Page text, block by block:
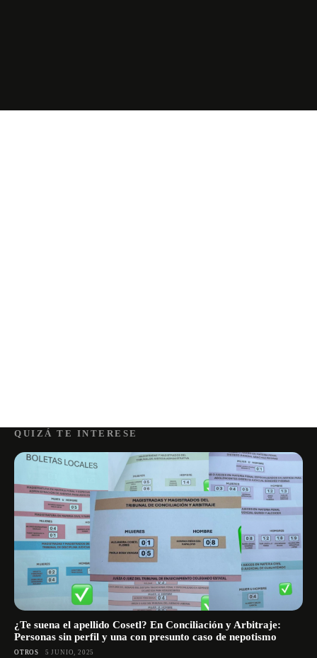
QUIZÁ TE INTERESE
¿Te suena el apellido Cosetl? En Conciliación y Arbitraje:
Personas sin perfil y una con presunto caso de nepotismo
OTROS 5 JUNIO, 2025